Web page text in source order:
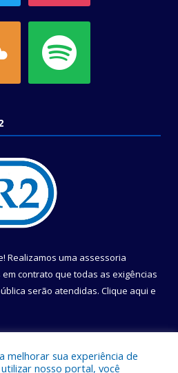
Realizamos uma assessoria
contrato que todas as exigências
serão atendidas. Clique aqui e
melhorar sua experiência de
nosso portal, você